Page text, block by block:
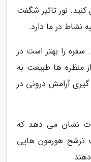
نور تاثیر شگفت
نشاط در ما دارد.
سفره را بهتر است در
منظره ها طبیعت به
آرامش درونی در
نشان می دهد که
ترشح هورمون هایی